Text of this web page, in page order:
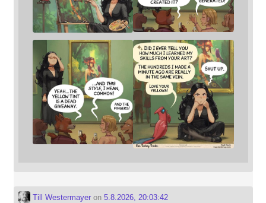
Till Westermayeron 5.8.2026, 20:03:42